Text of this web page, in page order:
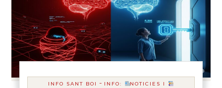
INFO SANT BOI - INFO:
NOTICIES I